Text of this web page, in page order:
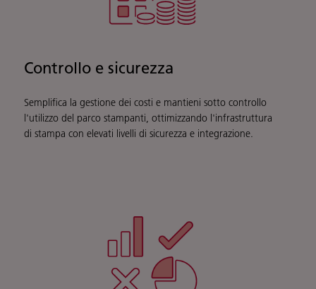
Controllo e sicurezza
Semplifica la gestione dei costi e mantieni sotto controllo
l'utilizzo del parco stampanti, ottimizzando l'infrastruttura
di stampa con elevati livelli di sicurezza e integrazione.